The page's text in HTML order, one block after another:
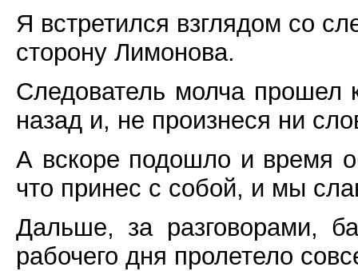
Я встретился взглядом со
сторону Лимонова.
Следователь молча прошел
назад и, не произнеся ни
А вскоре подошло и время
что принес с собой, и мы
Дальше, за разговорами,
рабочего дня пролетело